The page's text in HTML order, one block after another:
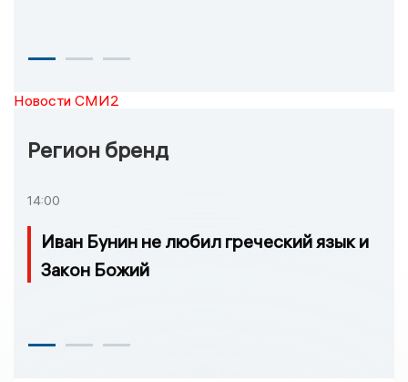
Новости СМИ2
Регион бренд
14:00
Иван Бунин не любил греческий язык и
Закон Божий